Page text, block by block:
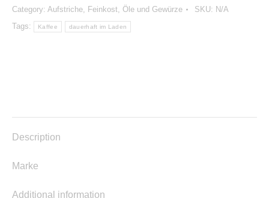
quantity
Category: Aufstriche, Feinkost, Öle und Gewürze SKU: N/A
Tags:
Kaffee dauerhaft im Laden
Description
Marke
Additional information